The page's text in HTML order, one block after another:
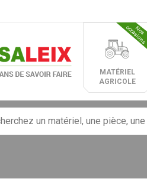
MATÉRIEL
AGRICOLE
N
o
s
o
c
c
a
s
i
o
n
s